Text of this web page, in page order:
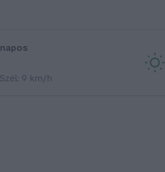
Szél: 9 km/h